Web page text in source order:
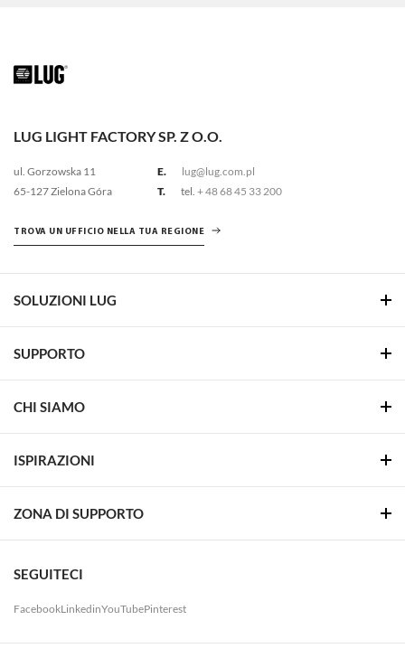
LUG LIGHT FACTORY SP. Z O.O.
ul. Gorzowska 11
65-127 Zielona Góra
E.
lug@lug.com.pl
T.
tel. + 48 68 45 33 200
TROVA UN UFFICIO NELLA TUA REGIONE
SOLUZIONI LUG
SUPPORTO
CHI SIAMO
ISPIRAZIONI
ZONA DI SUPPORTO
SEGUITECI
FacebookLinkedinYouTubePinterest